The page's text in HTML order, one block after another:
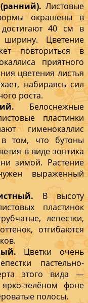
Листовые
окрашены в
40 см в
Цветение
повториться в
приятного
цветения листья
набираясь сил
роста.
Белоснежные
пластинки
гименокаллис
том, что бутоны
в виде зонтика
зимой. Растение
выраженный
В высоту
пластинок
лепестки,
отгибаются
Цветки очень
пастельно-
этого вида —
зелёном фоне
полосы.